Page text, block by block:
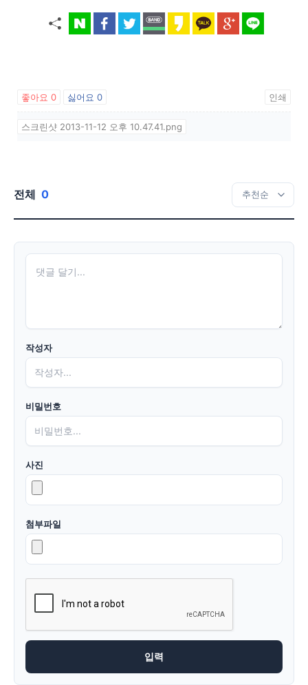
좋아요 0 싫어요 0 인쇄
스크린샷 2013-11-12 오후 10.47.41.png
전체 0
작성자
비밀번호
사진
첨부파일